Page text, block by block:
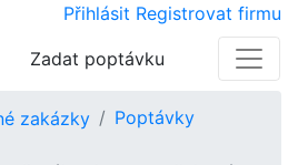
Přihlásit Registrovat firmu
Zadat poptávku
Poptávky